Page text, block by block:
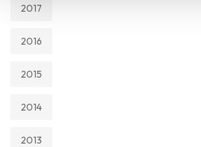
2017
2016
2015
2014
2013